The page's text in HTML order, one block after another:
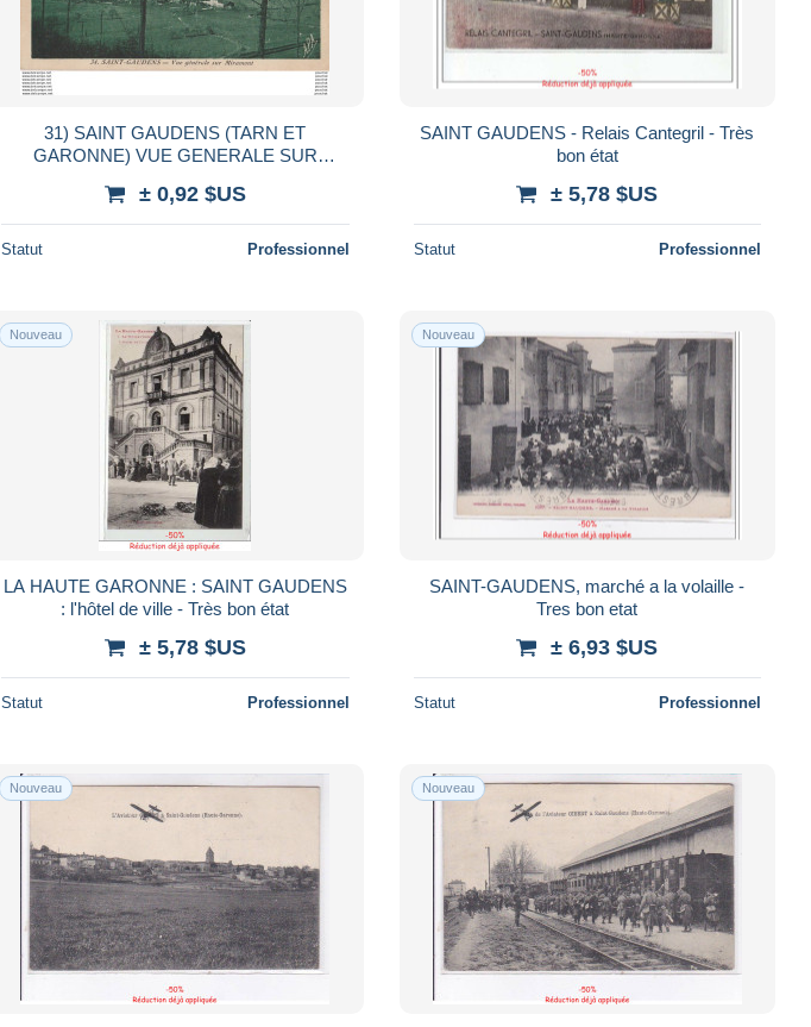
31) SAINT GAUDENS (TARN ET
GARONNE) VUE GENERALE SUR
± 0,92 $US
Statut Professionnel
SAINT GAUDENS - Relais Cantegril - Très
bon état
± 5,78 $US
Statut Professionnel
Nouveau
LA HAUTE GARONNE : SAINT GAUDENS
: l'hôtel de ville - Très bon état
± 5,78 $US
Statut Professionnel
Nouveau
SAINT-GAUDENS, marché a la volaille -
Tres bon etat
± 6,93 $US
Statut Professionnel
Nouveau Nouveau